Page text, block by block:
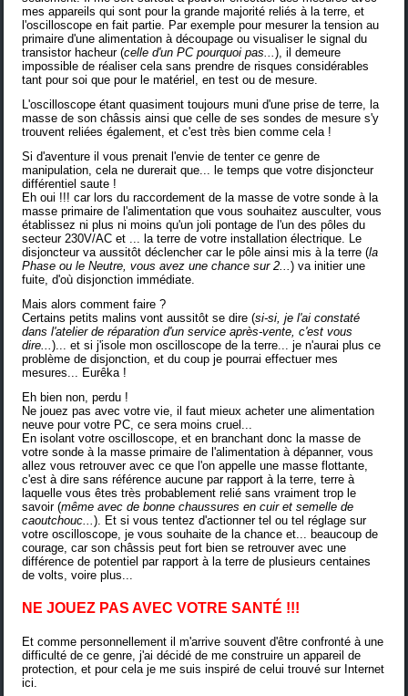
mes appareils qui sont pour la grande majorité reliés à la terre, et
l'oscilloscope en fait partie. Par exemple pour mesurer la tension au
primaire d'une alimentation à découpage ou visualiser le signal du
transistor hacheur (celle d'un PC pourquoi pas...), il demeure
impossible de réaliser cela sans prendre de risques considérables
tant pour soi que pour le matériel, en test ou de mesure.
L'oscilloscope étant quasiment toujours muni d'une prise de terre, la
masse de son châssis ainsi que celle de ses sondes de mesure s'y
trouvent reliées également, et c'est très bien comme cela !
Si d'aventure il vous prenait l'envie de tenter ce genre de
manipulation, cela ne durerait que... le temps que votre disjoncteur
différentiel saute !
Eh oui !!! car lors du raccordement de la masse de votre sonde à la
masse primaire de l'alimentation que vous souhaitez ausculter, vous
établissez ni plus ni moins qu'un joli pontage de l'un des pôles du
secteur 230V/AC et ... la terre de votre installation électrique. Le
disjoncteur va aussitôt déclencher car le pôle ainsi mis à la terre (la
Phase ou le Neutre, vous avez une chance sur 2...) va initier une
fuite, d'où disjonction immédiate.
Mais alors comment faire ?
Certains petits malins vont aussitôt se dire (si-si, je l'ai constaté
dans l'atelier de réparation d'un service après-vente, c'est vous
dire...)... et si j'isole mon oscilloscope de la terre... je n'aurai plus ce
problème de disjonction, et du coup je pourrai effectuer mes
mesures... Eurêka !
Eh bien non, perdu !
Ne jouez pas avec votre vie, il faut mieux acheter une alimentation
neuve pour votre PC, ce sera moins cruel...
En isolant votre oscilloscope, et en branchant donc la masse de
votre sonde à la masse primaire de l'alimentation à dépanner, vous
allez vous retrouver avec ce que l'on appelle une masse flottante,
c'est à dire sans référence aucune par rapport à la terre, terre à
laquelle vous êtes très probablement relié sans vraiment trop le
savoir (même avec de bonne chaussures en cuir et semelle de
caoutchouc...). Et si vous tentez d'actionner tel ou tel réglage sur
votre oscilloscope, je vous souhaite de la chance et... beaucoup de
courage, car son châssis peut fort bien se retrouver avec une
différence de potentiel par rapport à la terre de plusieurs centaines
de volts, voire plus...
NE JOUEZ PAS AVEC VOTRE SANTÉ !!!
Et comme personnellement il m'arrive souvent d'être confronté à une
difficulté de ce genre, j'ai décidé de me construire un appareil de
protection, et pour cela je me suis inspiré de celui trouvé sur Internet
ici.